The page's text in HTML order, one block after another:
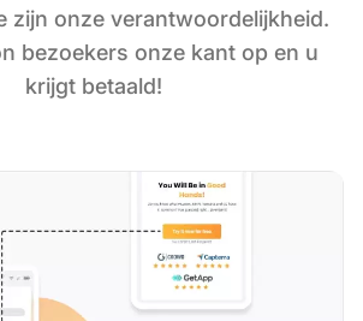
zijn onze verantwoordelijkheid.
bezoekers onze kant op en u
krijgt betaald!